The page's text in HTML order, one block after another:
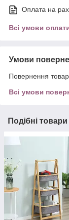
Оплата на
Всі умови
Умови
Повернення
Всі умови
Подібні товари